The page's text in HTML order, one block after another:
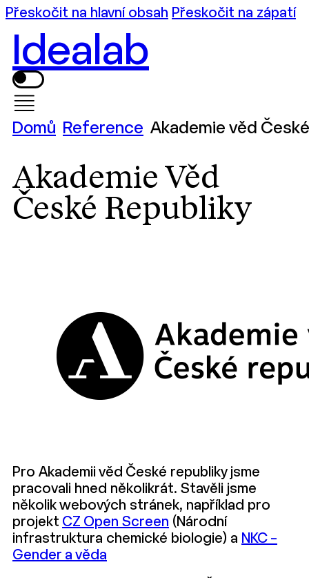
Přeskočit na hlavní obsah Přeskočit na zápatí
Idealab
Domů Reference Akademie věd
Akademie Věd
České Republiky
Pro Akademii věd České republiky jsme
pracovali hned několikrát. Stavěli jsme
několik webových stránek, například pro
projekt CZ Open Screen (Národní
infrastruktura chemické biologie) a NKC –
Gender a věda